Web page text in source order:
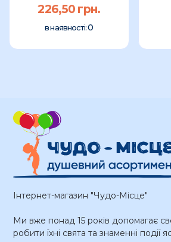
226,50 грн.
в наявності:0
Інтернет-магазин "Чудо-Місце"
Ми вже понад 15 років допомагає
робити їхні свята та знаменні події